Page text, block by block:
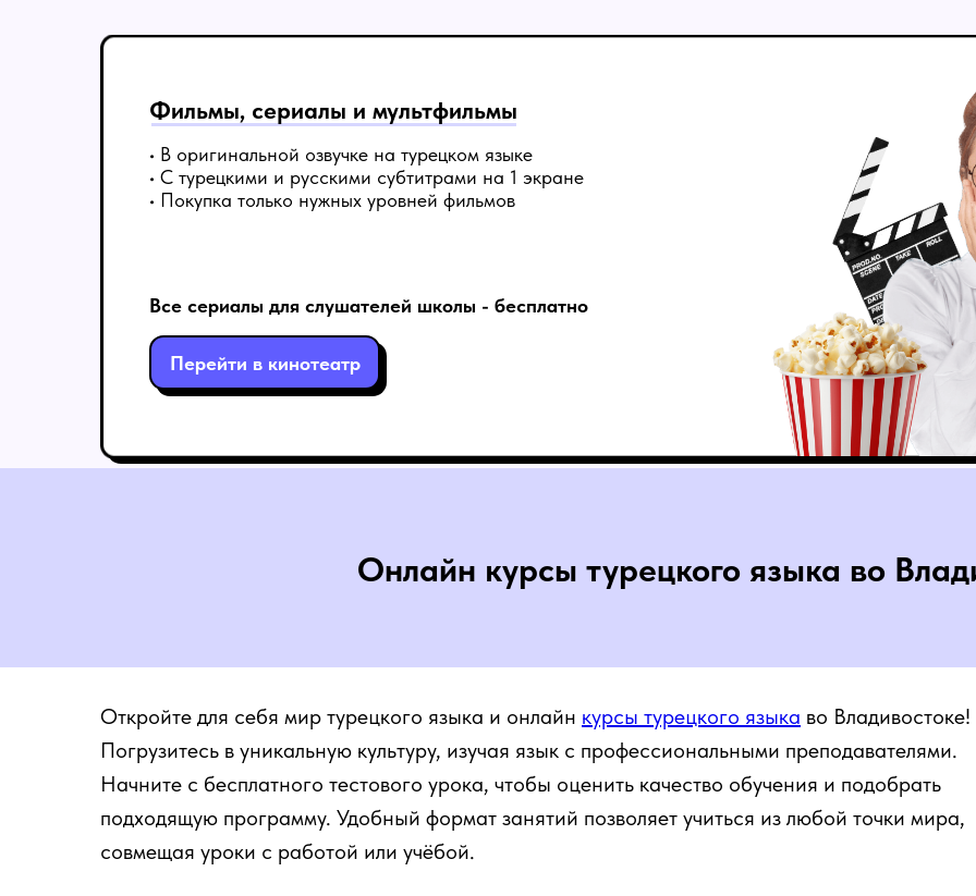
Перейти в кинотеатр
• В оригинальной озвучке на турецком языке
• С турецкими и русскими субтитрами на 1 экране
• Покупка только нужных уровней фильмов
Все сериалы для слушателей школы - бесплатно
Фильмы, сериалы и мультфильмы
Онлайн курсы турецкого языка во
Откройте для себя мир турецкого языка и онлайн курсы турецкого языка во Владивостоке!
Погрузитесь в уникальную культуру, изучая язык с профессиональными преподавателями.
Начните с бесплатного тестового урока, чтобы оценить качество обучения и подобрать
подходящую программу. Удобный формат занятий позволяет учиться из любой точки мира,
совмещая уроки с работой или учёбой.